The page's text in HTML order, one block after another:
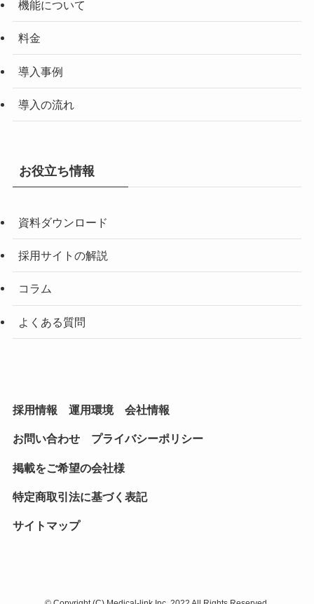
機能について
料金
導入事例
導入の流れ
お役立ち情報
資料ダウンロード
採用サイトの解説
コラム
よくある質問
採用情報 運用環境 会社情報
お問い合わせ プライバシーポリシー
掲載をご希望の会社様
特定商取引法に基づく表記
サイトマップ